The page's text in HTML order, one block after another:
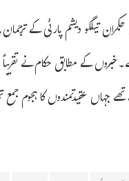
دیشم پارٹی کے ترجمان
عقیدتمندوں کا ہجوم جمع